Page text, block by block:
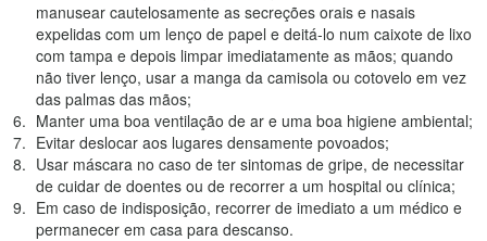
manusear cautelosamente as secreções orais e nasais
expelidas com um lenço de papel e deitá-lo num caixote de lixo
com tampa e depois limpar imediatamente as mãos; quando
não tiver lenço, usar a manga da camisola ou cotovelo em vez
das palmas das mãos;
Manter uma boa ventilação de ar e uma boa higiene ambiental;
Evitar deslocar aos lugares densamente povoados;
Usar máscara no caso de ter sintomas de gripe, de necessitar
de cuidar de doentes ou de recorrer a um hospital ou clínica;
Em caso de indisposição, recorrer de imediato a um médico e
permanecer em casa para descanso.